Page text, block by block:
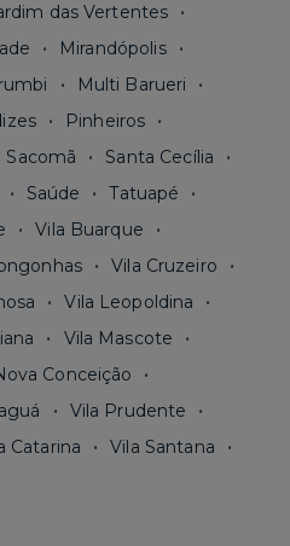
das Vertentes
Mirandópolis
Multi Barueri
Pinheiros
Sacomã
Santa Cecília
Saúde
Tatuapé
Vila Buarque
Vila Cruzeiro
Vila Leopoldina
Vila Mascote
Conceição
Vila Prudente
Catarina
Vila Santana